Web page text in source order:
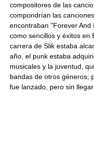
compositores de las
compondrían las
encontraban "Forever
como sencillos y éxitos en
carrera de Slik estaba
año, el punk estaba
musicales y la juventud,
bandas de otros géneros;
fue lanzado, pero sin